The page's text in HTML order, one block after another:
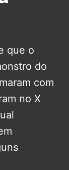
que o
do
com
no X